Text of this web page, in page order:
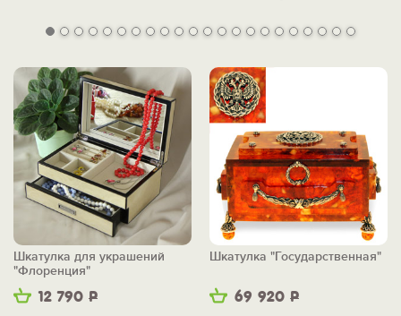
12 790 Р
Шкатулка для украшений
"Флоренция"
69 920 Р
Шкатулка "Государственная"